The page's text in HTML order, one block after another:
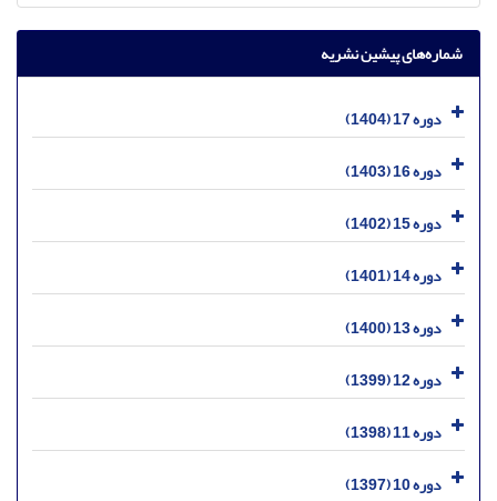
شماره‌های پیشین نشریه
دوره 17 (1404)
دوره 16 (1403)
دوره 15 (1402)
دوره 14 (1401)
دوره 13 (1400)
دوره 12 (1399)
دوره 11 (1398)
دوره 10 (1397)